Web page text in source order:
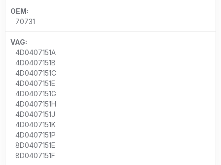
OEM:
70731
VAG:
4D0407151A
4D0407151B
4D0407151C
4D0407151E
4D0407151G
4D0407151H
4D0407151J
4D0407151K
4D0407151P
8D0407151E
8D0407151F